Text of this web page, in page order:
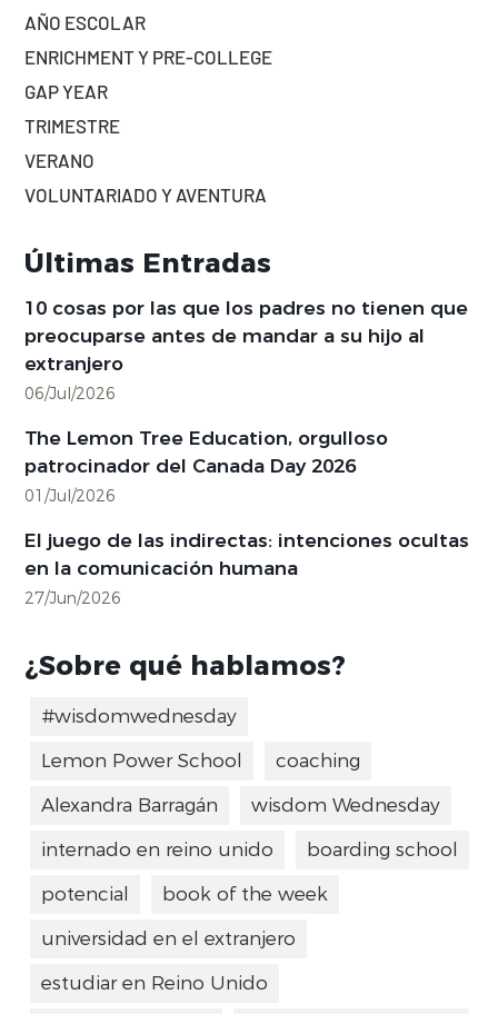
AÑO ESCOLAR
ENRICHMENT Y PRE-COLLEGE
GAP YEAR
TRIMESTRE
VERANO
VOLUNTARIADO Y AVENTURA
Últimas Entradas
10 cosas por las que los padres no tienen que
preocuparse antes de mandar a su hijo al
extranjero
06/Jul/2026
The Lemon Tree Education, orgulloso
patrocinador del Canada Day 2026
01/Jul/2026
El juego de las indirectas: intenciones ocultas
en la comunicación humana
27/Jun/2026
¿Sobre qué hablamos?
#wisdomwednesday
Lemon Power School
coaching
Alexandra Barragán
wisdom Wednesday
internado en reino unido
boarding school
potencial
book of the week
universidad en el extranjero
estudiar en Reino Unido